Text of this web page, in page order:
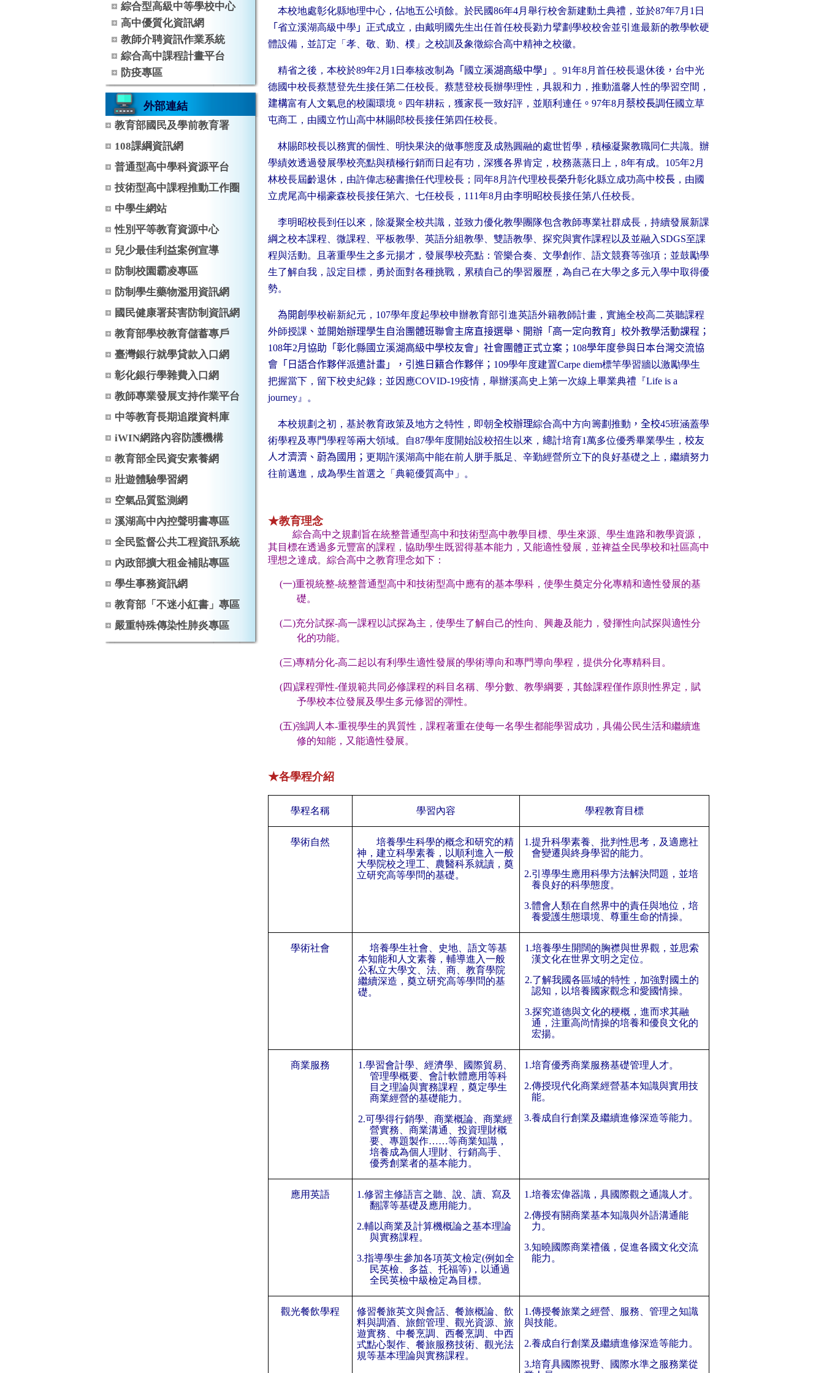
綜合型高級中等學校中心
高中優質化資訊網
教師介聘資訊作業系統
綜合高中課程計畫平台
防疫專區
外部連結
教育部國民及學前教育署
108課綱資訊網
普通型高中學科資源平台
技術型高中課程推動工作圈
中學生網站
性別平等教育資源中心
兒少最佳利益案例宣導
防制校園霸凌專區
防制學生藥物濫用資訊網
國民健康署菸害防制資訊網
教育部學校教育儲蓄專戶
臺灣銀行就學貸款入口網
彰化銀行學雜費入口網
教師專業發展支持作業平台
中等教育長期追蹤資料庫
iWIN網路內容防護機構
教育部全民資安素養網
壯遊體驗學習網
空氣品質監測網
溪湖高中內控聲明書專區
全民監督公共工程資訊系統
內政部擴大租金補貼專區
學生事務資訊網
教育部「不迷小紅書」專區
嚴重特殊傳染性肺炎專區
本校地處彰化縣地理中心，佔地五公頃餘。於民國86年4月舉行校舍新建動土典禮，並於87年7月 1 日
「 省立溪湖高級中學 」 正式成立，由戴明國先生出任首任校長勠力擘劃學校校舍並引進最新的教學軟硬
體設備，並訂定「孝、敬、勤、樸」之校訓及象徵綜合高中精神之校徽。
精省之後，本校於89年2 月 1 日奉核改制為 「 國立溪湖高級中學」 。 91年8月首任校長退休後 ， 台中光
德國中校長蔡慧登先生接任第二任校長。蔡慧登校長辦學理性，具親和力，推動溫馨人性的學習空間，
建構富有人文氣息的校園環境 。 四年耕耘，獲家長一致好評，並順利連任 。 97年8月 蔡校長調任國立草
屯商工，由國立竹山高中林賜郎校長接任第四任校長。
林賜郎校長以務實的個性、明快果決的做事態度及成熟圓融的處世哲學，積極凝聚教職同仁共識。辦
學績效透過發展學校亮點與積極行銷而日起有功，深獲各界肯定，校務蒸蒸日上， 8年有成。 105年2 月
林校長屆齡退休，由許偉志秘書擔任代理校長；同年8月許代理校長榮升彰化縣立成功高中校長 ，由國
立虎尾高中楊豪森校長接任第六、七任校長， 111年8月由李明昭校長接任第八任校長。
李明昭校長到任以來，除凝聚全校共識，並致力優化教學團隊包含教師專業社群成長，持續發展新課
綱之校本課程、微課程、平板教學、英語分組教學、雙語教學、探究與實作課程以及並融入 SDGS至課
程與活動。且著重學生之多元揚才，發展學校亮點：管樂合奏、文學創作、語文競賽等強項；並鼓勵學
生了解自我，設定目標，勇於面對各種挑戰，累積自己的學習履歷，為自己在大學之多元入學中取得優
勢。
為開創 學校嶄新紀元， 107學年度起學校申辦教育部引進英語外籍教師計畫，實施全校高二英聽課程
外師授課 、並開始辦理學生自治團體班聯會主席直接選舉、開辦「高一定向教育」校外教學活動課程；
108年2月協助「彰化縣國立溪湖高級中學校友會」社會團體正式立案； 108學年度參與日本台灣交流協
會「日語合作夥伴派遣計畫」，引進日籍合作夥伴； 109學年度建置Carpe diem標竿學習牆以激勵學生
把握當下，留下校史紀錄；並因應COVID-19疫情，舉辦溪高史上第一次線上畢業典禮『Life is a
journey 』。
本校規劃之初，基於教育政策及地方之特性，即朝全校辦理綜合高中方向籌劃推動 ，全校45班涵蓋學
術學程及專門學程等兩大領域。自87學年度開始設校招生以來， 總計培育1萬多位優秀畢業學生， 校友
人才濟濟、蔚為國用； 更期許溪湖高中能在前人胼手胝足、辛勤經營所立下的良好基礎之上，繼續努力
往前邁進，成為學生首選之「典範優質高中」。
★教育理念
綜合高中之規劃旨在統整普通型高中和技術型高中教學目標、學生來源、學生進路和教學資源，
其目標在透過多元豐富的課程，協助學生既習得基本能力，又能適性發展，並裨益全民學校和社區高中
理想之達成。綜合高中之教育理念如下：
(一)重視統整-統整普通型高中和技術型高中 應有的基本學科，使學生奠定分化專精和適性發展的基
礎。
(二)充分試探-高一課程以試探為主，使學生了解自己的性向、興趣及能力，發揮性向試探與適性分
化的功能。
(三)專精分化-高二起以有利學生適性發展的學術導向和專門導向學程，提供分化專精科目。
(四)課程彈性-僅規範共同必修課程的科目名稱、學分數、教學綱要，其餘課程僅作原則性界定，賦
予學校本位發展及學生多元修習的彈性。
(五)強調人本-重視學生的異質性，課程著重在使每一名學生都能學習成功，具備公民生活和繼續進
修的知能，又能適性發展。
★各學程介紹
學程名稱 學習內容 學程教育目標
學術自然
培養學生科學的概念和研究的精
神，建立科學素養，以順利進入一般
大學院校之理工、農醫科系就讀，奠
立研究高等學問的基礎。
1.提升科學素養、批判性思考，及適應社
會變遷與終身學習的能力。
2.引導學生應用科學方法解決問題，並培
養良好的科學態度。
3.體會人類在自然界中的責任與地位，培
養愛護生態環境、尊重生命的情操。
學術社會
培養學生社會、史地、語文等基
本知能和人文素養，輔導進入一般
公私立大學文、法、商、教育學院
繼續深造，奠立研究高等學問的基
礎。
1.培養學生開闊的胸襟與世界觀，並思索
漢文化在世界文明之定位。
2.了解我國各區域的特性，加強對國土的
認知，以培養國家觀念和愛國情操。
3.探究道德與文化的梗概，進而求其融
通，注重高尚情操的培養和優良文化的
宏揚。
商業服務 1.學習會計學、經濟學、國際貿易、
管理學概要、會計軟體應用等科
目之理論與實務課程，奠定學生
商業經營的基礎能力。
2.可學得行銷學、商業概論、商業經
營實務、商業溝通、投資理財概
要、專題製作……等商業知識，
培養成為個人理財、行銷高手、
優秀創業者的基本能力。
1.培育優秀商業服務基礎管理人才。
2.傳授現代化商業經營基本知識與實用技
能。
3.養成自行創業及繼續進修深造等能力。
應用英語 1.修習主修語言之聽、說、讀、寫及
翻譯等基礎及應用能力。
2.輔以商業及計算機概論之基本理論
與實務課程。
3.指導學生參加各項英文檢定(例如全
民英檢、多益、托福等) ，以通過
全民英檢中級檢定為目標。
1.培養宏偉器識，具國際觀之通識人才。
2.傳授有關商業基本知識與外語溝通能
力。
3.知曉國際商業禮儀，促進各國文化交流
能力。
觀光餐飲學程
修習餐旅英文與會話、餐旅概論、飲
料與調酒、旅館管理、觀光資源、旅
遊實務、中餐烹調、西餐烹調、中西
式點心製作、餐旅服務技術、觀光法
規等基本理論與實務課程。
1.傳授餐旅業之經營、服務、管理之知識
與技能。
2.養成自行創業及繼續進修深造等能力。
3.培育具國際視野、國際水準之服務業從